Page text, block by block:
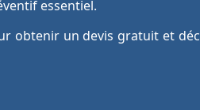
essentiel.
obtenir un devis gratuit et